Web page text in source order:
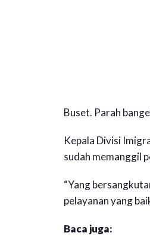
Buset. Parah
Kepala Divisi
sudah memanggil
“Yang
pelayanan yang
Baca juga: